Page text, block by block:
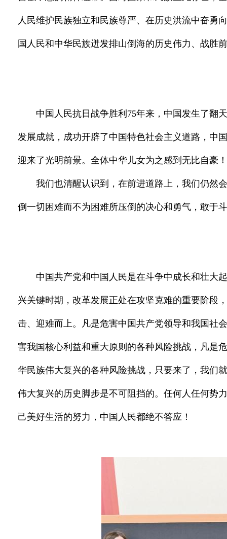
人民维护民族独立和民族尊严、在历史洪流中奋勇
国人民和中华民族迸发排山倒海的历史伟力、战胜
中国人民抗日战争胜利75年来，中国发生了翻
发展成就，成功开辟了中国特色社会主义道路，中
迎来了光明前景。全体中华儿女为之感到无比自豪！
我们也清醒认识到，在前进道路上，我们仍然
倒一切困难而不为困难所压倒的决心和勇气，敢于
中国共产党和中国人民是在斗争中成长和壮大
兴关键时期，改革发展正处在攻坚克难的重要阶段
击、迎难而上。凡是危害中国共产党领导和我国社
害我国核心利益和重大原则的各种风险挑战，凡是
华民族伟大复兴的各种风险挑战，只要来了，我们
伟大复兴的历史脚步是不可阻挡的。任何人任何势
己美好生活的努力，中国人民都绝不答应！